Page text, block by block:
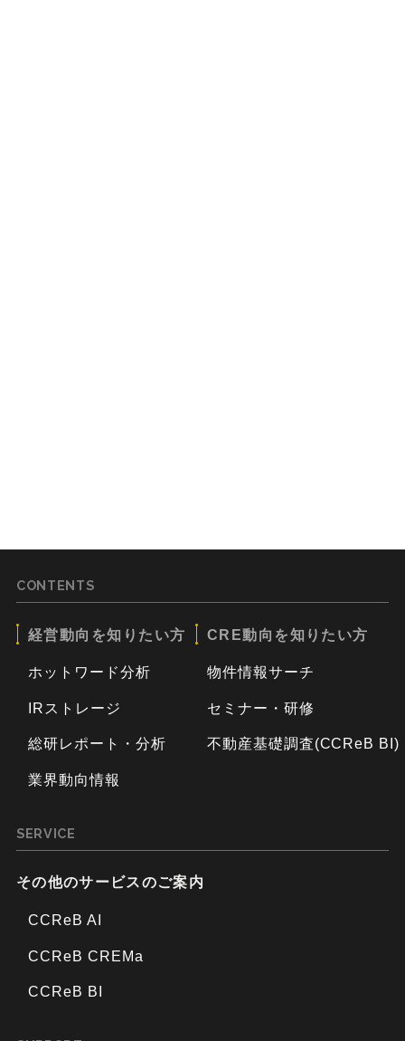
CONTENTS
経営動向を知りたい方
ホットワード分析
IRストレージ
総研レポート・分析
業界動向情報
CRE動向を知りたい方
物件情報サーチ
セミナー・研修
不動産基礎調査(CCReB BI)
SERVICE
その他のサービスのご案内
CCReB AI
CCReB CREMa
CCReB BI